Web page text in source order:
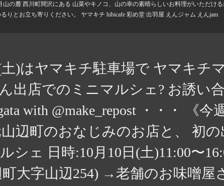
の麓 西川町間沢にある 山菜やキノコ、山の幸の素晴らしいお料理がいただけ
りとお立ち寄りください。 ヤマキチ hibicafe 彩め堂 出羽屋 えんジャム えんjam
土)はヤマキチ駐車場で ヤマキチ
出店でのミニマルシェ? お誘い
with @make_repost ・・・ 《
辺町のおなじみのお店と、 初
シェ 日時:10月10日(土)11:00〜
大字山辺254) →老舗のお味噌屋